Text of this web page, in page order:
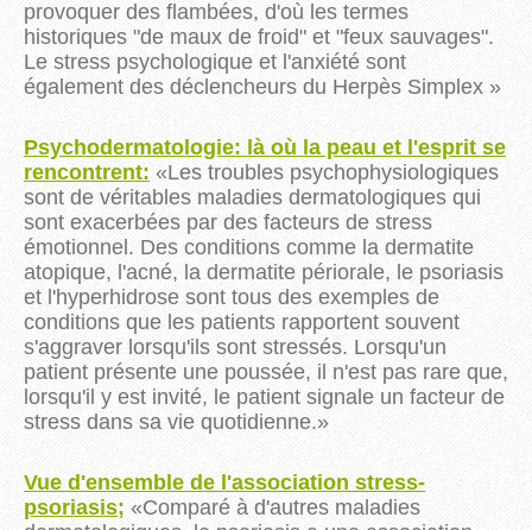
provoquer des flambées, d'où les termes
historiques "de maux de froid" et "feux sauvages".
Le stress psychologique et l'anxiété sont
également des déclencheurs du Herpès Simplex »
Psychodermatologie: là où la peau et l'esprit se
rencontrent: «Les troubles psychophysiologiques
sont de véritables maladies dermatologiques qui
sont exacerbées par des facteurs de stress
émotionnel. Des conditions comme la dermatite
atopique, l'acné, la dermatite périorale, le psoriasis
et l'hyperhidrose sont tous des exemples de
conditions que les patients rapportent souvent
s'aggraver lorsqu'ils sont stressés. Lorsqu'un
patient présente une poussée, il n'est pas rare que,
lorsqu'il y est invité, le patient signale un facteur de
stress dans sa vie quotidienne.»
Vue d'ensemble de l'association stress-
psoriasis; «Comparé à d'autres maladies